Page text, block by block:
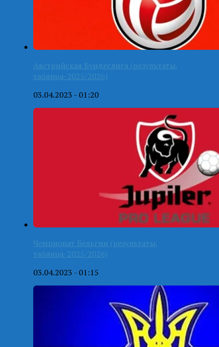
Австрийская Бундеслига (результаты,
таблица-2025/2026)
03.04.2023 - 01:20
Чемпионат Бельгии (результаты,
таблица-2025/2026)
03.04.2023 - 01:15